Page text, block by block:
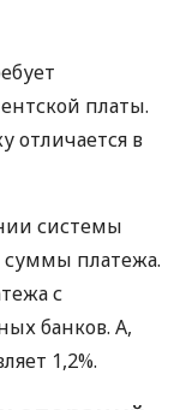
платы.
отличается в
системы
суммы платежа.
с
банков. А,
1,2%.